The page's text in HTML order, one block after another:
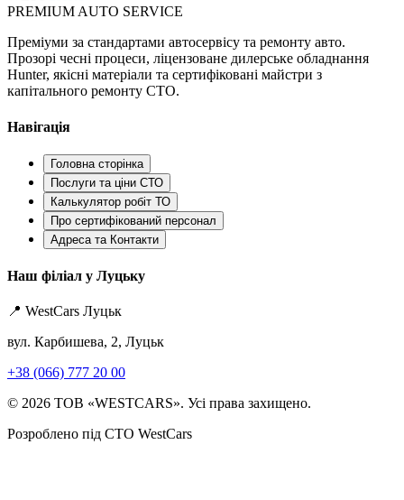
PREMIUM AUTO SERVICE
Преміуми за стандартами автосервісу та ремонту авто.
Прозорі чесні процеси, ліцензоване дилерське обладнання
Hunter, якісні матеріали та сертифіковані майстри з
капітального ремонту СТО.
Навігація
Головна сторінка
Послуги та ціни СТО
Калькулятор робіт ТО
Про сертифікований персонал
Адреса та Контакти
Наш філіал у Луцьку
📍 WestCars Луцьк
вул. Карбишева, 2, Луцьк
+38 (066) 777 20 00
© 2026 ТОВ «WESTCARS». Усі права захищено.
Розроблено під СТО WestCars